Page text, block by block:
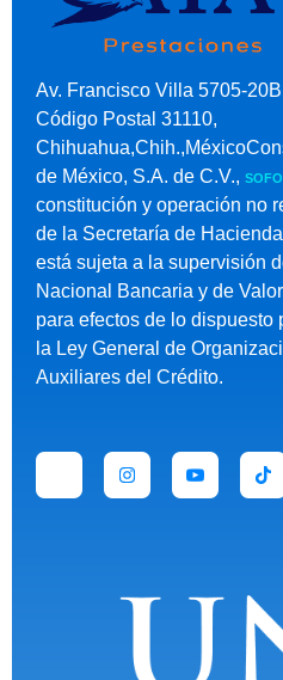
Av. Francisco Villa 5705-
Código Postal 31110,
de México, S.A. de C.V.,
constitución y operación no
de la Secretaría de
está sujeta a la supervisión
Nacional Bancaria y de
para efectos de lo dispuesto
la Ley General de
Auxiliares del Crédito.